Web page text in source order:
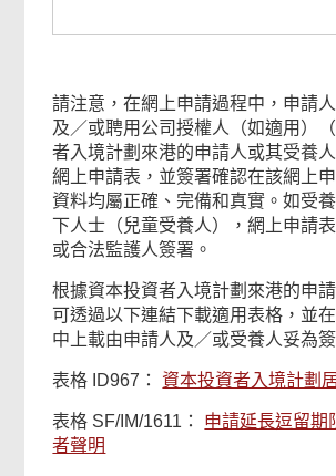
請注意，在網上申請過程中，申請
及／或聘用公司授權人（如適用）
者入境計劃來港的申請人或其受養
網上申請表，並簽署確認在該網上
資料均屬正確、完備和真實。如受
下人士（兒童受養人），網上申請
或合法監護人簽署。
根據資本投資者入境計劃來港的申
可透過以下連結下載適用表格，並
中上載由申請人及／或受養人妥為
表格 ID967： 資本投資者入境計劃
表格 SF/IM/1611： 申請延長逗留期
者聲明